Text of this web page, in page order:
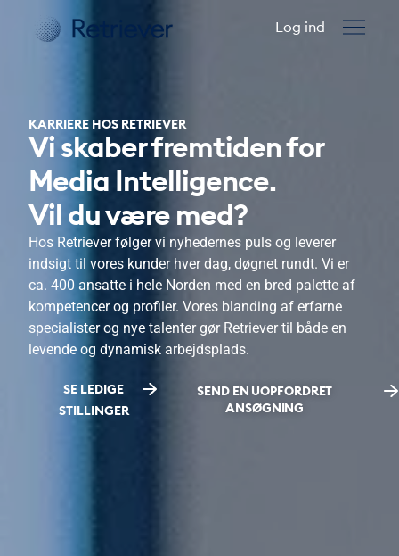
Log ind
KARRIERE HOS RETRIEVER
Vi skaber fremtiden for
Media Intelligence.
Vil du være med?
Hos Retriever følger vi nyhedernes puls og leverer
indsigt til vores kunder hver dag, døgnet rundt. Vi er
ca. 400 ansatte i hele Norden med en bred palette af
kompetencer og profiler. Vores blanding af erfarne
specialister og nye talenter gør Retriever til både en
levende og dynamisk arbejdsplads.
SE LEDIGE
STILLINGER
SEND EN UOPFORDRET
ANSØGNING